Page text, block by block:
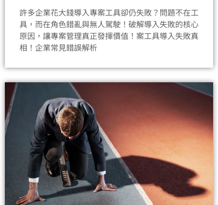
許多企業花大錢導入專案工具卻仍失敗？問題不在工
具，而在角色錯亂與無人駕駛！破解導入失敗的核心
原因，讓專案管理真正發揮價值！案工具導入失敗真
相！企業常見錯誤解析